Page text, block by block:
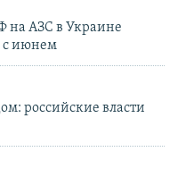
на АЗС в Украине
с июнем
российские власти